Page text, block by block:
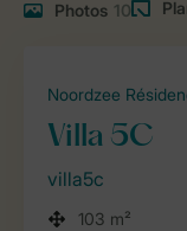
Photos 10
Noordzee
Villa 5C
villa5c
103 m²